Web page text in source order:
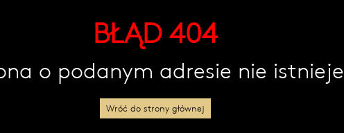
BŁĄD 404
o podanym adresie nie istnieje
Wróć do strony głównej